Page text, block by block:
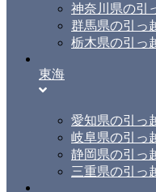
神奈川県の引
群馬県の引っ
栃木県の引っ
東海
愛知県の引っ
岐阜県の引っ
静岡県の引っ
三重県の引っ